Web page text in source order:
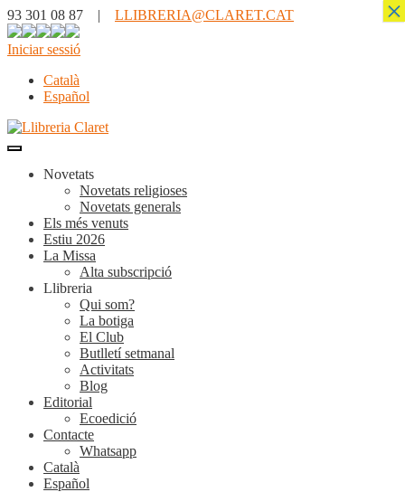
93 301 08 87 | LLIBRERIA@CLARET.CAT
Iniciar sessió
Català
Español
Novetats
Novetats religioses
Novetats generals
Els més venuts
Estiu 2026
La Missa
Alta subscripció
Llibreria
Qui som?
La botiga
El Club
Butlletí setmanal
Activitats
Blog
Editorial
Ecoedició
Contacte
Whatsapp
Català
Español
×